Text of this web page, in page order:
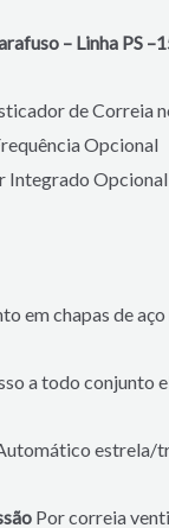
– Linha PS –
de Correia
Opcional
Integrado
em chapas de
a todo conjunto
estrela/
Por correia